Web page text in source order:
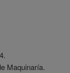
Maquinaría.